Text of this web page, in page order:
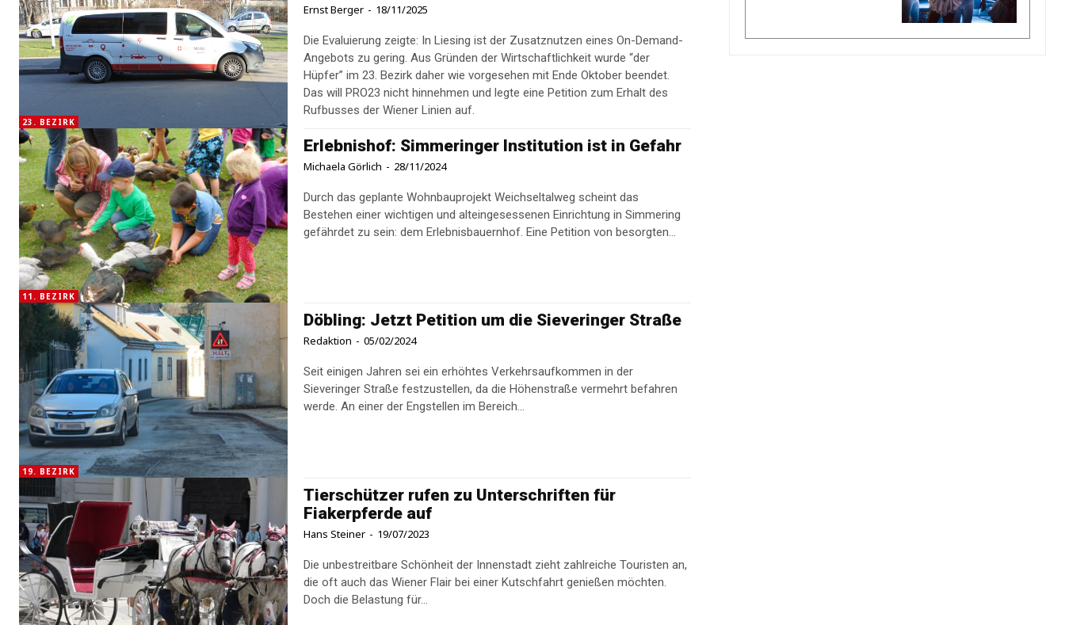
23. BEZIRK
Ernst Berger - 18/11/2025
Die Evaluierung zeigte: In Liesing ist der Zusatznutzen eines On-Demand-
Angebots zu gering. Aus Gründen der Wirtschaftlichkeit wurde “der
Hüpfer” im 23. Bezirk daher wie vorgesehen mit Ende Oktober beendet.
Das will PRO23 nicht hinnehmen und legte eine Petition zum Erhalt des
Rufbusses der Wiener Linien auf.
11. BEZIRK
Erlebnishof: Simmeringer Institution ist in Gefahr
Michaela Görlich - 28/11/2024
Durch das geplante Wohnbauprojekt Weichseltalweg scheint das
Bestehen einer wichtigen und alteingesessenen Einrichtung in Simmering
gefährdet zu sein: dem Erlebnisbauernhof. Eine Petition von besorgten...
19. BEZIRK
Döbling: Jetzt Petition um die Sieveringer Straße
Redaktion - 05/02/2024
Seit einigen Jahren sei ein erhöhtes Verkehrsaufkommen in der
Sieveringer Straße festzustellen, da die Höhenstraße vermehrt befahren
werde. An einer der Engstellen im Bereich...
Tierschützer rufen zu Unterschriften für
Fiakerpferde auf
Hans Steiner - 19/07/2023
Die unbestreitbare Schönheit der Innenstadt zieht zahlreiche Touristen an,
die oft auch das Wiener Flair bei einer Kutschfahrt genießen möchten.
Doch die Belastung für...